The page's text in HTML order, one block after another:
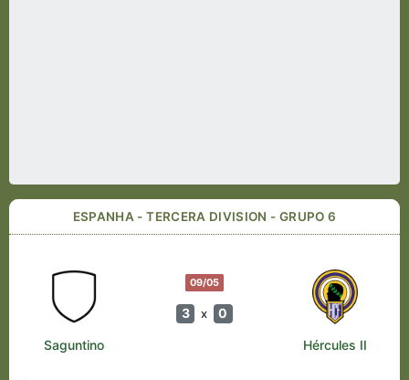
ESPANHA - TERCERA DIVISION - GRUPO 6
09/05
3 x 0
Saguntino Hércules II